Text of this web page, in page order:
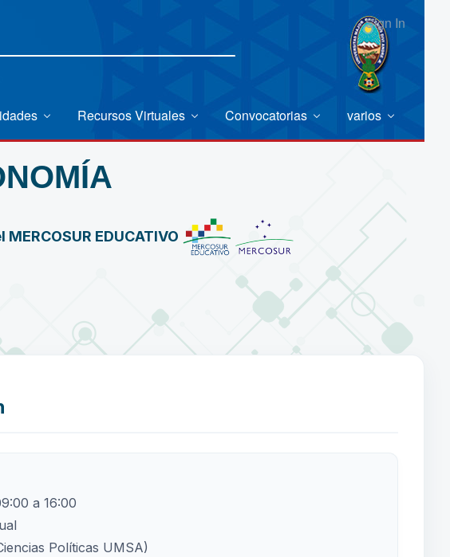
Sign In
Recursos Virtuales Convocatorias varios
EDUCATIVO
a 16:00
Políticas UMSA)